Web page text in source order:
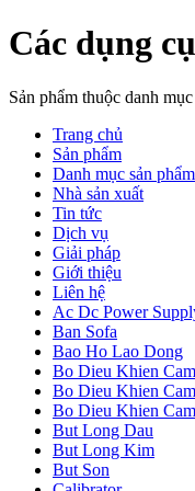
Các dụng
Sản phẩm thuộc danh
Trang chủ
Sản phẩm
Danh mục sản phẩm
Nhà sản xuất
Tin tức
Dịch vụ
Giải pháp
Giới thiệu
Liên hệ
Ac Dc Power
Ban Sofa
Bao Ho Lao Dong
Bo Dieu Khien
Bo Dieu Khien
Bo Dieu Khien
But Long Dau
But Long Kim
But Son